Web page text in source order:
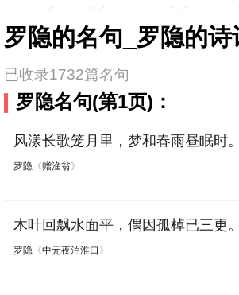
重阳节 西湖 长城
秋雨 长江 荀子 孟子
黄鹤楼 梅花
增广贤文 谷雨 黄山
论语 读书 韩非子
陆游 纳兰性德 陶渊明
孟浩然
王安石 齐己
贯休 吴文英 刘长卿
陆龟蒙 许浑 权德舆
罗隐的名句_罗隐的诗
已收录1732篇名句
罗隐名句(第1页)：
风漾长歌笼月里，梦和春雨昼眠时。
罗隐 《赠渔翁》
木叶回飘水面平，偶因孤棹已三更。
罗隐 《中元夜泊淮口 》